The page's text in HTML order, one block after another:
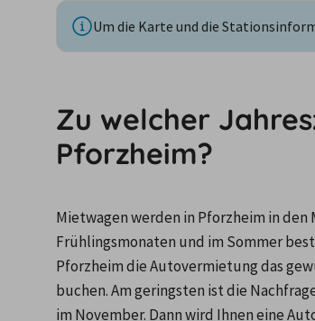
Um die Karte und die
Zu welcher
Pforzheim?
Mietwagen werden in Pforzheim in
Frühlingsmonaten und im Sommer
Pforzheim die Autovermietung das
buchen. Am geringsten ist die
im November. Dann wird Ihnen eine